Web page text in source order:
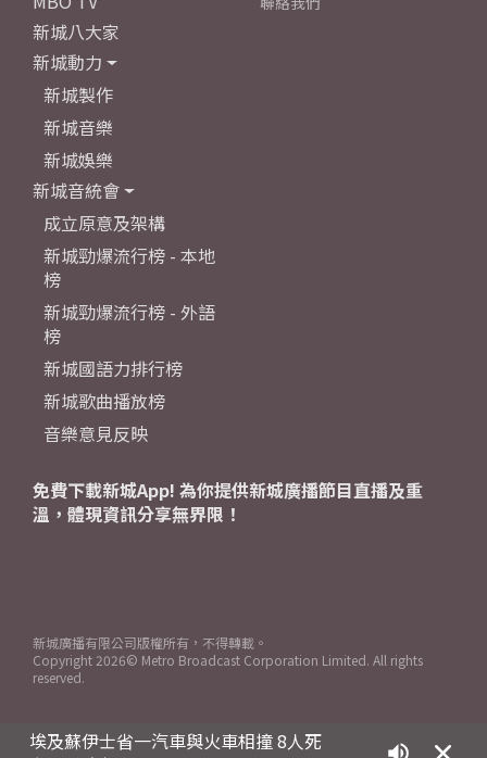
埃及蘇伊士省一汽車與火車相撞 8人死
新城八大家
新城動力
新城製作
新城音樂
新城娛樂
新城音統會
成立原意及架構
新城勁爆流行榜 - 本地
榜
新城勁爆流行榜 - 外語
榜
新城國語力排行榜
新城歌曲播放榜
音樂意見反映
免費下載新城App! 為你提供新城廣播節目直播及重
溫，體現資訊分享無界限！
新城廣播有限公司版權所有，不得轉載。
Copyright 2026© Metro Broadcast Corporation Limited. All rights
reserved.